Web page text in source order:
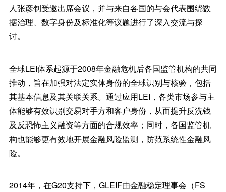
人张彦钊受邀出席会议，并与来自各国的与会代表围绕数
据治理、数字身份及标准化等议题进行了深入交流与探
讨。
全球LEI体系起源于2008年金融危机后各国监管机构的共同
推动，旨在加强对法定实体身份的全球识别与核验，包括
其基本信息及其关联关系。通过应用LEI，各类市场参与主
体能够有效识别交易对手方和客户身份，从而提升反洗钱
及反恐怖主义融资等方面的合规效率；同时，各国监管机
构也能够更有效地开展金融风险监测，防范系统性金融风
险。
2014年，在G20支持下，GLEIF由金融稳定理事会（FS